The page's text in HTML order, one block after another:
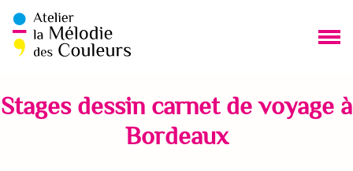
Aller
au
contenu
Stages dessin carnet de voyage à
Bordeaux